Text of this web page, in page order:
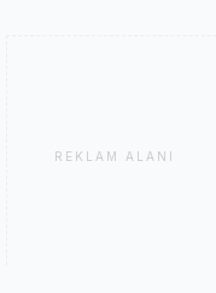
REKLAM ALANI